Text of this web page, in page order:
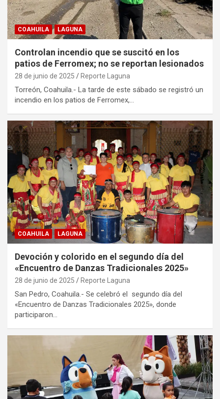
COAHUILA LAGUNA
Controlan incendio que se suscitó en los
patios de Ferromex; no se reportan lesionados
28 de junio de 2025 Reporte Laguna
Torreón, Coahuila.- La tarde de este sábado se registró un
incendio en los patios de Ferromex,…
COAHUILA LAGUNA
Devoción y colorido en el segundo día del
«Encuentro de Danzas Tradicionales 2025»
28 de junio de 2025 Reporte Laguna
San Pedro, Coahuila.- Se celebró el segundo día del
«Encuentro de Danzas Tradicionales 2025», donde
participaron…